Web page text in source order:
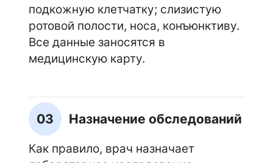
подкожную клетчатку; слизистую
ротовой полости, носа, конъюнктиву.
Все данные заносятся в
медицинскую карту.
03 Назначение обследований
Как правило, врач назначает